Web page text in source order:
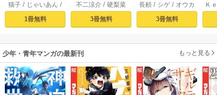
騎士はゲーム知識
で無双する（１）
猫子 / じゃいあん /
武六甲理衣
1冊無料
ロンティア（１）
～クソゲーハン
ター、神ゲーに挑
不二涼介 /硬梨菜
3冊無料
イフを（願望） 1
長頼 / シゲ / オウカ
3冊無料
異
Ｋ
少年・青年マンガの最新刊 もっと見る